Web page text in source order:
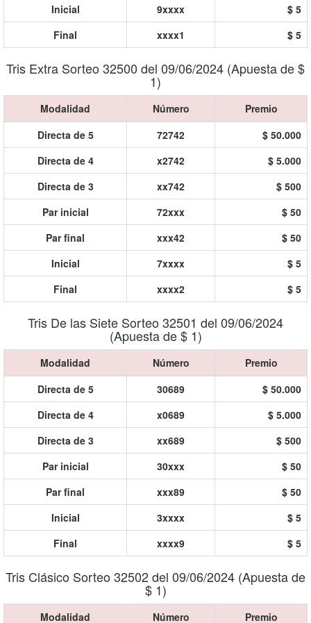
Inicial
9xxxx
$ 5
Final
xxxx1 $ 5
Tris Extra Sorteo 32500 del 09/06/2024 (Apuesta de $
1)
Modalidad Número
Premio
Directa de 5
72742
$ 50.000
Directa de 4
x2742
$ 5.000
Directa de 3
xx742
$ 500
Par inicial
72xxx
$ 50
Par final
xxx42
$ 50
Inicial
7xxxx
$ 5
Final
xxxx2 $ 5
Tris De las Siete Sorteo 32501 del 09/06/2024
(Apuesta de $ 1)
Modalidad Número
Premio
Directa de 5
30689
$ 50.000
Directa de 4
x0689
$ 5.000
Directa de 3
xx689
$ 500
Par inicial
30xxx
$ 50
Par final
xxx89
$ 50
Inicial
3xxxx
$ 5
Final
xxxx9 $ 5
Tris Clásico Sorteo 32502 del 09/06/2024 (Apuesta de
$ 1)
Modalidad Número Premio